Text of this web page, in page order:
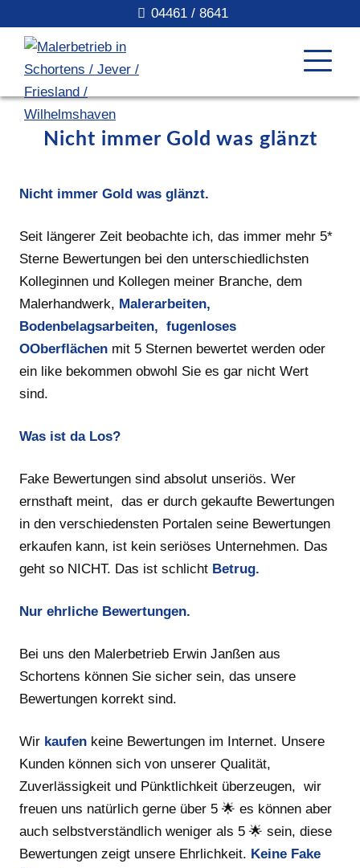
04461 / 8641
Nicht immer Gold was glänzt
Nicht immer Gold was glänzt.
Seit längerer Zeit beobachte ich, das immer mehr 5*
Sterne Bewertungen bei den unterschiedlichsten
Kolleginnen und Kollegen meiner Branche, dem
Malerhandwerk, Malerarbeiten,
Bodenbelagsarbeiten, fugenloses
OOberflächen mit 5 Sternen bewertet werden oder
ein like bekommen obwohl Sie es gar nicht Wert
sind.
Was ist da Los?
Fake Bewertungen sind absolut unseriös. Wer
ernsthaft meint, das er durch gekaufte Bewertungen
in den verschiedensten Portalen seine Bewertungen
erkaufen kann, ist kein seriöses Unternehmen. Das
geht so NICHT. Das ist schlicht Betrug.
Nur ehrliche Bewertungen.
Bei uns den Malerbetrieb Erwin Janßen aus
Schortens können Sie sicher sein, das unsere
Bewertungen korrekt sind.
Wir kaufen keine Bewertungen im Internet. Unsere
Kunden können sich von unserer Qualität,
Zuverlässigkeit und Pünktlichkeit überzeugen, wir
freuen uns natürlich gerne über 5 🌟 es können aber
auch selbstverständlich weniger als 5 🌟 sein, diese
Bewertungen zeigt unsere Ehrlichkeit. Keine Fake